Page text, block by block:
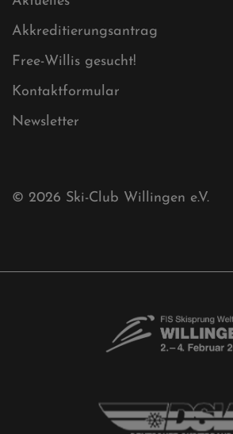
Sitemap
Sitemap XML
Cookies
Ski-Club
Mühlenkopfschanze
Aktuelles